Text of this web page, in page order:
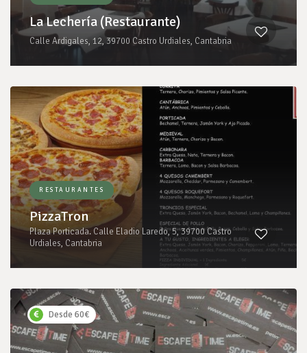
La Lechería (Restaurante)
Calle Ardigales, 12, 39700 Castro Urdiales, Cantabria
RESTAURANTES
PizzaTron
Plaza Porticada. Calle Eladio Laredo, 5, 39700 Castro
Urdiales, Cantabria
Desde 60€